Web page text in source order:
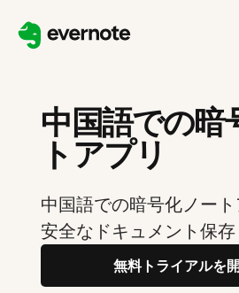
中国語での暗
トアプリ
中国語での暗号化ノー
安全なドキュメント保存
無料トライアルを